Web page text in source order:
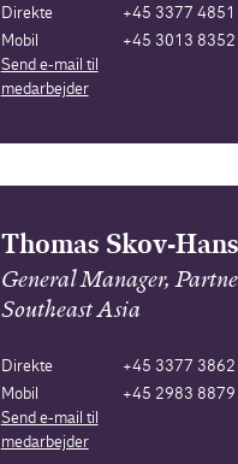
Direkte
+45 3377 4851
Mobil
+45 3013 8352
Send e-mail til
medarbejder
Thomas Skov-
General Manager,
Southeast Asia
Direkte
+45 3377 3862
Mobil
+45 2983 8879
Send e-mail til
medarbejder